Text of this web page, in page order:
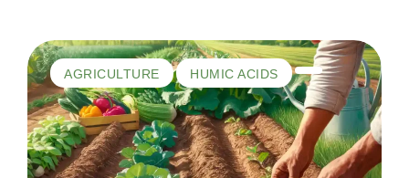
AGRICULTURE HUMIC ACIDS